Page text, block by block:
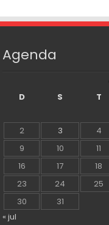
Agenda
D
S T
2
3 4
9
10 11
16
17 18
23
24 25
30
31
« jul